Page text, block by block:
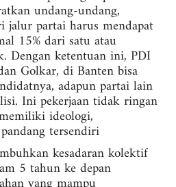
undang-undang,
jalur partai harus mendapat
15% dari satu atau
Dengan ketentuan ini, PDI
Golkar, di Banten bisa
adapun partai lain
Ini pekerjaan tidak ringan
ideologi,
tersendiri
kesadaran kolektif
5 tahun ke depan